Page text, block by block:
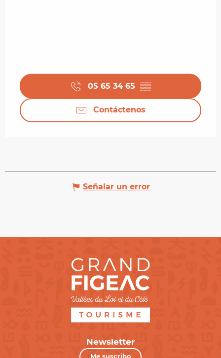
05 65 34 65 ▒▒
Contáctenos
Señalar un error
Newsletter
Me suscribo